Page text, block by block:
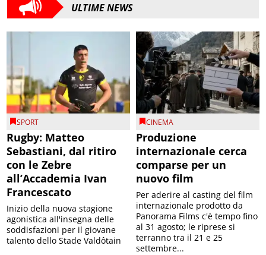
ULTIME NEWS
SPORT
Rugby: Matteo
Sebastiani, dal ritiro
con le Zebre
all’Accademia Ivan
Francescato
Inizio della nuova stagione
agonistica all'insegna delle
soddisfazioni per il giovane
talento dello Stade Valdôtain
CINEMA
Produzione
internazionale cerca
comparse per un
nuovo film
Per aderire al casting del film
internazionale prodotto da
Panorama Films c'è tempo fino
al 31 agosto; le riprese si
terranno tra il 21 e 25
settembre...